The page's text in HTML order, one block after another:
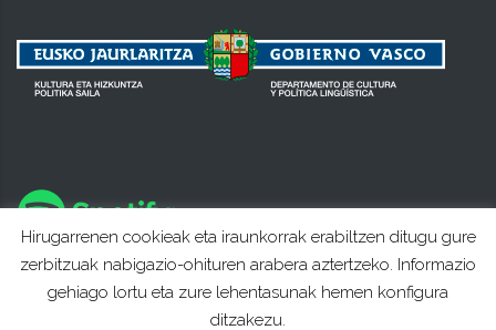
Hirugarrenen cookieak eta iraunkorrak erabiltzen ditugu gure
zerbitzuak nabigazio-ohituren arabera aztertzeko. Informazio
gehiago lortu eta zure lehentasunak hemen konfigura
ditzakezu.